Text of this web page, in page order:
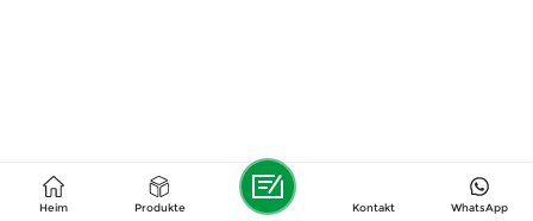
Heim Produkte WhatsApp
Kontakt